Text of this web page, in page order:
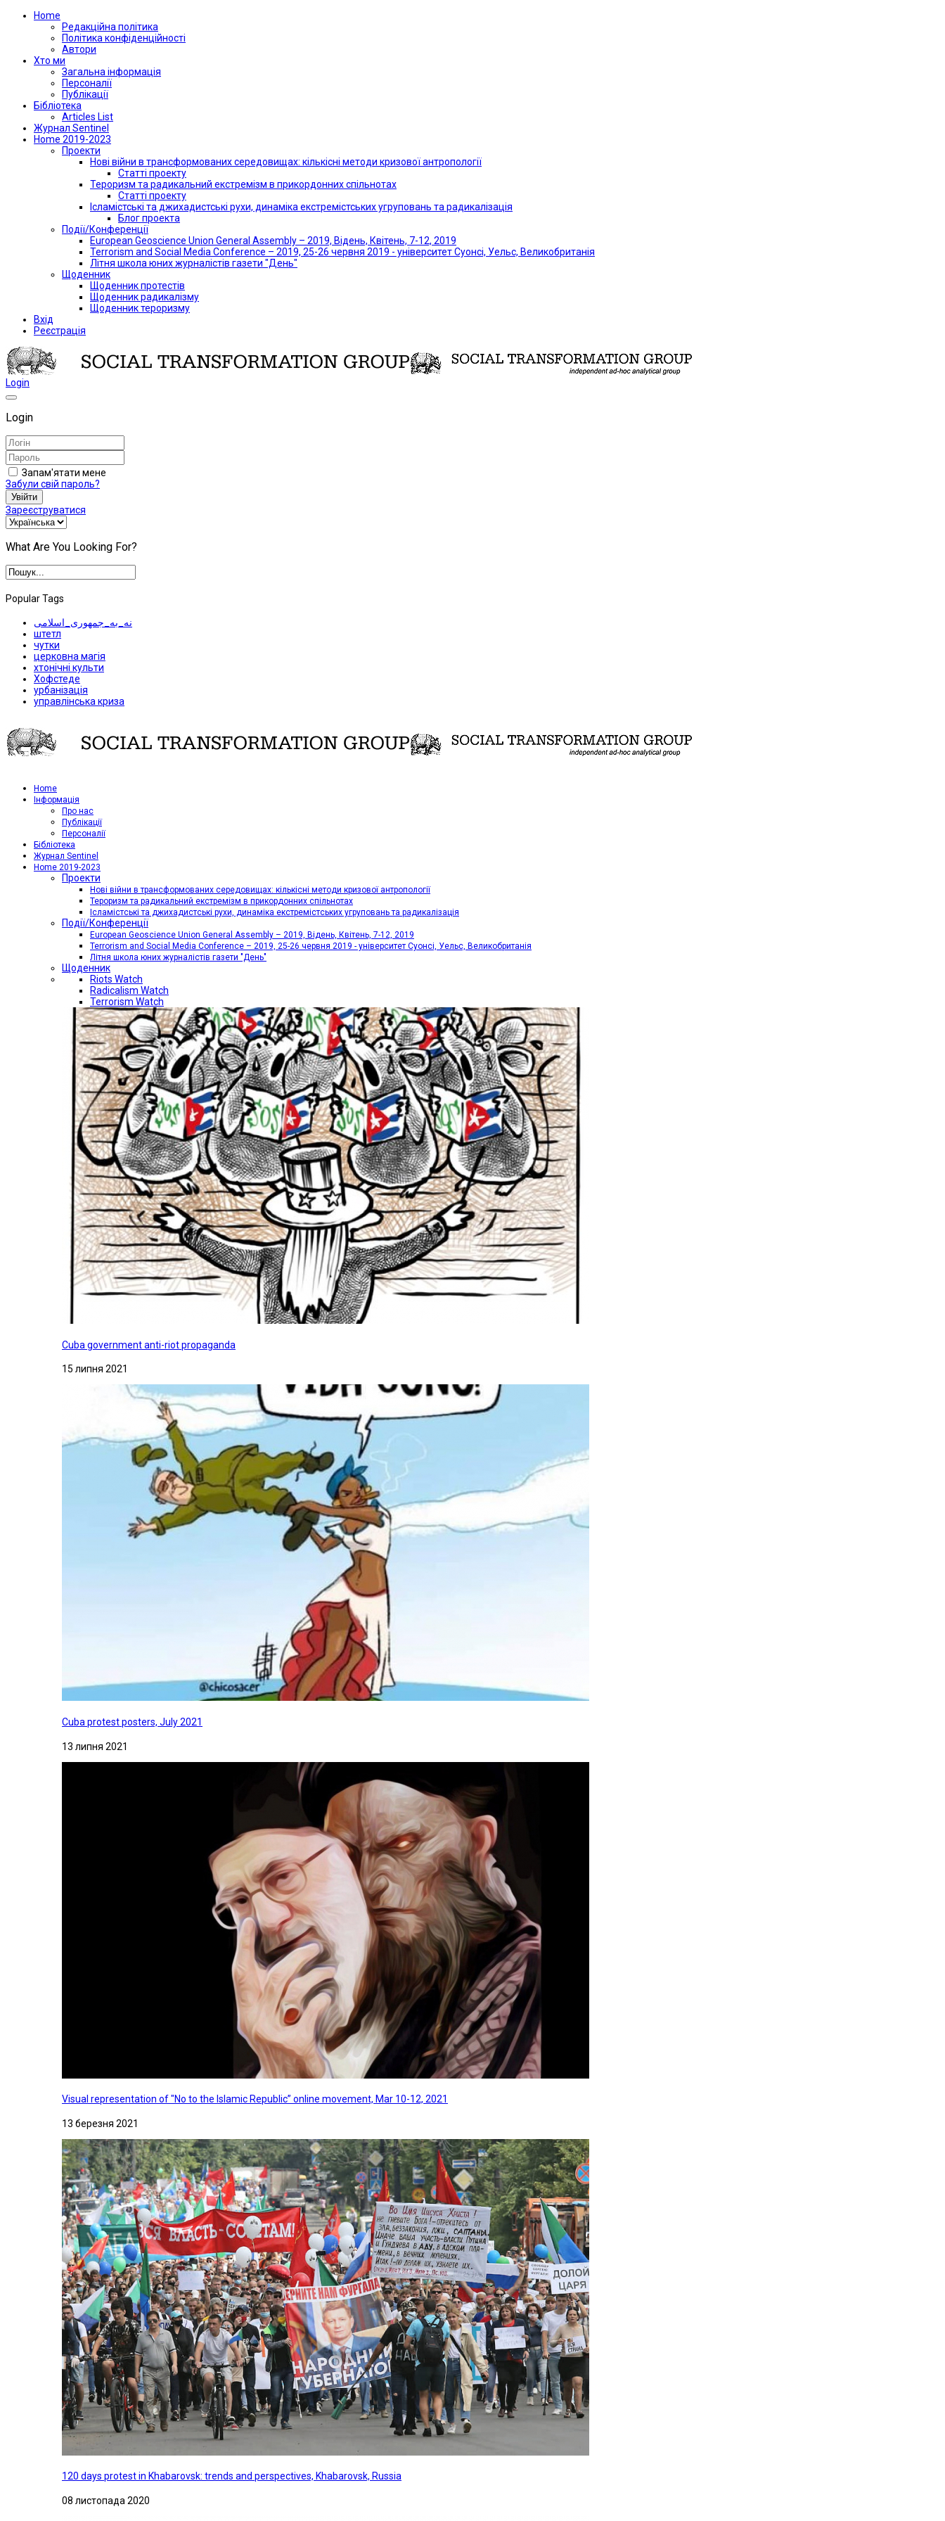
Home
Редакційна політика
Політика конфіденційності
Автори
Хто ми
Загальна інформація
Персоналії
Публікації
Бібліотека
Articles List
Журнал Sentinel
Home 2019-2023
Проекти
Нові війни в трансформованих середовищах: кількісні методи кризової антропології
Статті проекту
Тероризм та радикальний екстремізм в прикордонних спільнотах
Статті проекту
Ісламістські та джихадистські рухи, динаміка екстремістських угруповань та радикалізація
Блог проекта
Події/Конференції
European Geoscience Union General Assembly – 2019, Відень, Квітень, 7-12, 2019
Terrorism and Social Media Conference – 2019, 25-26 червня 2019 - університет Суонсі, Уельс, Великобританія
Літня школа юних журналістів газети "День"
Щоденник
Щоденник протестів
Щоденник радикалізму
Щоденник тероризму
Вхід
Реєстрація
Login
Login
Запам'ятати мене
Забули свій пароль?
Увійти
Зареєструватися
What Are You Looking For?
Popular Tags
نه_به_جمهوری_اسلامی
штетл
чутки
церковна магія
хтонічні культи
Хофстеде
урбанізація
управлінська криза
Home
Iнформація
Про нас
Публікації
Персоналії
Бібліотека
Журнал Sentinel
Home 2019-2023
Проекти
Нові війни в трансформованих середовищах: кількісні методи кризової антропології
Тероризм та радикальний екстремізм в прикордонних спільнотах
Ісламістські та джихадистські рухи, динаміка екстремістських угруповань та радикалізація
Події/Конференції
European Geoscience Union General Assembly – 2019, Відень, Квітень, 7-12, 2019
Terrorism and Social Media Conference – 2019, 25-26 червня 2019 - університет Суонсі, Уельс, Великобританія
Літня школа юних журналістів газети "День"
Щоденник
Riots Watch
Radicalism Watch
Terrorism Watch
Cuba government anti-riot propaganda
15 липня 2021
Cuba protest posters, July 2021
13 липня 2021
Visual representation of "No to the Islamic Republic” online movement, Mar 10-12, 2021
13 березня 2021
120 days protest in Khabarovsk: trends and perspectives, Khabarovsk, Russia
08 листопада 2020